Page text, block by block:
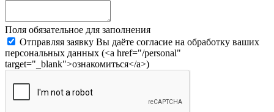
Поля обязательное для заполнения
Отправляя заявку Вы даёте согласие на обработку ваших
персональных данных (<a href="/personal"
target="_blank">ознакомиться</a>)